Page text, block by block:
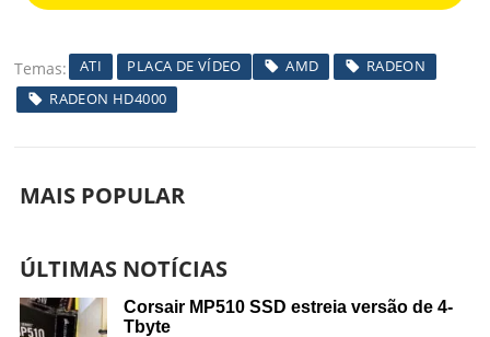
Temas ATI PLACA DE VÍDEO AMD
RADEON
RADEON HD4000
MAIS POPULAR
ÚLTIMAS NOTÍCIAS
Corsair MP510 SSD estreia versão de 4-
Tbyte